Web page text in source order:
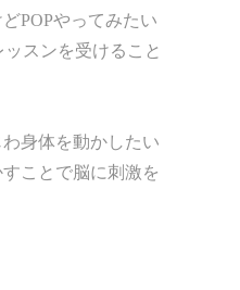
POPやってみたい
ッスンを受けること
身体を動かしたい
ことで脳に刺激を